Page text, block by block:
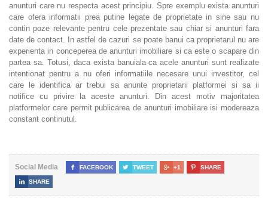
anunturi care nu respecta acest principiu. Spre exemplu exista anunturi
care ofera informatii prea putine legate de proprietate in sine sau nu
contin poze relevante pentru cele prezentate sau chiar si anunturi fara
date de contact. In astfel de cazuri se poate banui ca proprietarul nu are
experienta in conceperea de anunturi imobiliare si ca este o scapare din
partea sa. Totusi, daca exista banuiala ca acele anunturi sunt realizate
intentionat pentru a nu oferi informatiile necesare unui investitor, cel
care le identifica ar trebui sa anunte proprietarii platformei si sa ii
notifice cu privire la aceste anunturi. Din acest motiv majoritatea
platformelor care permit publicarea de anunturi imobiliare isi modereaza
constant continutul.
Social Media  FACEBOOK  TWEET  +1  SHARE
 SHARE